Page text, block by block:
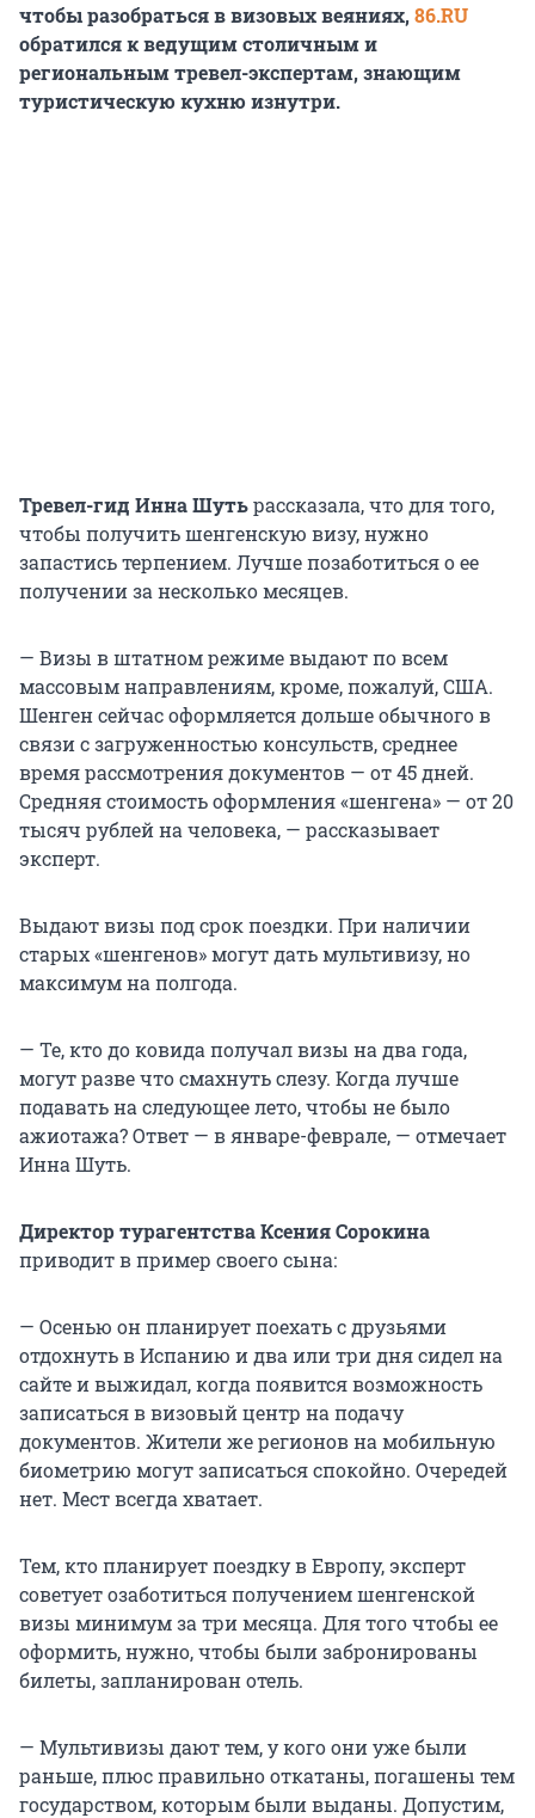
чтобы разобраться в визовых веяниях,86.RU
обратился к ведущим столичным и
региональным тревел-экспертам, знающим
туристическую кухню изнутри.
Тревел-гид Инна Шутьрассказала, что для того,
чтобы получить шенгенскую визу, нужно
запастись терпением. Лучше позаботиться о ее
получении за несколько месяцев.
— Визы в штатном режиме выдают по всем
массовым направлениям, кроме, пожалуй, США.
Шенген сейчас оформляется дольше обычного в
связи с загруженностью консульств, среднее
время рассмотрения документов — от45 дней.
Средняя стоимость оформления «шенгена» — от 20
тысяч рублей на человека, — рассказывает
эксперт.
Выдают визы под срок поездки. При наличии
старых «шенгенов» могут дать мультивизу, но
максимум на полгода.
— Те, кто до ковида получал визы на два года,
могут разве что смахнуть слезу. Когда лучше
подавать на следующее лето, чтобы не было
ажиотажа? Ответ — в январе-феврале, — отмечает
Инна Шуть.
Директор турагентства Ксения Сорокина
приводит в пример своего сына:
— Осенью он планирует поехать с друзьями
отдохнуть в Испанию и два или три дня сидел на
сайте и выжидал, когда появится возможность
записаться в визовый центр на подачу
документов. Жители же регионов на мобильную
биометрию могут записаться спокойно. Очередей
нет. Мест всегда хватает.
Тем, кто планирует поездку в Европу, эксперт
советует озаботиться получением шенгенской
визы минимум за три месяца. Для того чтобы ее
оформить, нужно, чтобы были забронированы
билеты, запланирован отель.
— Мультивизы дают тем, у кого они уже были
раньше, плюс правильно откатаны, погашены тем
государством, которым были выданы. Допустим,